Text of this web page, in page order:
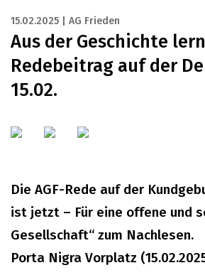
15.02.2025 | AG Frieden
Aus der Geschichte
Redebeitrag auf der
15.02.
Die AGF-Rede auf der
ist jetzt – Für eine offene und
Gesellschaft“ zum Nachlesen.
Porta Nigra Vorplatz